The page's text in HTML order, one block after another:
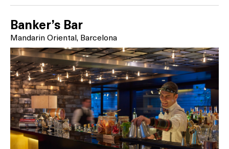
Banker’s Bar
Mandarin Oriental, Barcelona